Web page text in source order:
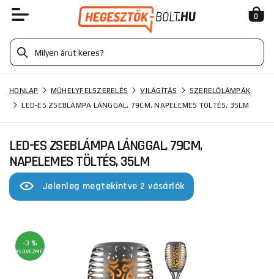
0
HONLAP MŰHELYFELSZERELÉS VILÁGÍTÁS
SZERELŐLÁMPÁK
LED-ES ZSEBLÁMPA LÁNGGAL, 79CM, NAPELEMES TÖLTÉS, 35LM
LED-ES ZSEBLÁMPA LÁNGGAL, 79CM,
NAPELEMES TÖLTÉS, 35LM
Jelenleg megtekintve 2 vásárlók
-3 %
KEDVEZMÉNY